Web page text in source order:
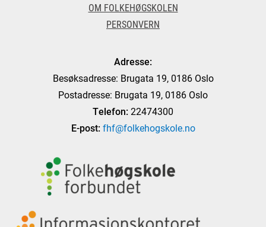
OM FOLKEHØGSKOLEN
PERSONVERN
Adresse:
Besøksadresse: Brugata 19, 0186 Oslo
Postadresse: Brugata 19, 0186 Oslo
Telefon: 22474300
E-post: fhf@folkehogskole.no